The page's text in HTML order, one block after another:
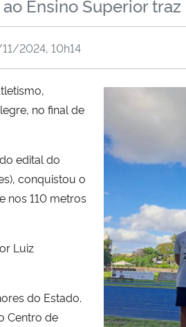
Ensino Superior
2024, 10h14
no final de
edital do
conquistou o
nos 110 metros
Luiz
do Estado.
Centro de